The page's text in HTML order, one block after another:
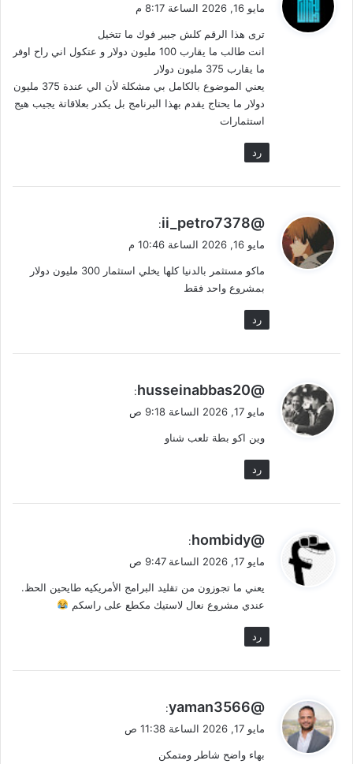
ل
مايو 16, 2026 الساعة 8:17 م
ترى هذا الرقم كلش جبير فوك ما تتخيل
انت طالب ما يقارب 100 مليون دولار و عتكول اني راح اوفر
ما يقارب 375 مليون دولار
يعني الموضوع بالكامل بي مشكلة لأن الي عندة 375 مليون
دولار ما يحتاج يقدم بهذا البرنامج بل يكدر بعلاقاتة يجيب هيج
استثمارات
رد
ي
ل
@ii_petro7378
:
مايو 16, 2026 الساعة 10:46 م
ماكو مستثمر بالدنيا كلها يخلي استثمار 300 مليون دولار
بمشروع واحد فقط
رد
ي
ل
@husseinabbas20
:
مايو 17, 2026 الساعة 9:18 ص
وين اكو بطة تلعب شناو
رد
ي
ل
@hombidy
:
مايو 17, 2026 الساعة 9:47 ص
يعني ما تجوزون من تقليد البرامج الأمريكيه طايحين الحظ.
عندي مشروع نعال لاستيك مكطع على راسكم
رد
ي
ل
@yaman3566
:
مايو 17, 2026 الساعة 11:38 ص
بهاء واضح شاطر ومتمكن